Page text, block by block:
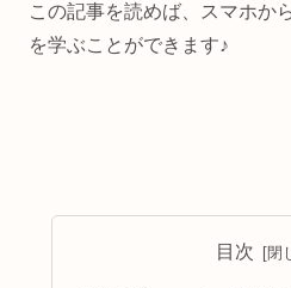
この記事を読めば、スマホか
を学ぶことができます♪
目次